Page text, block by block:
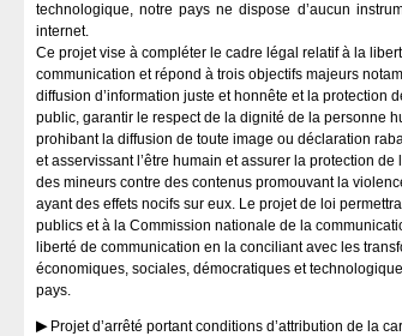
technologique, notre pays ne dispose d’aucun
internet.
Ce projet vise à compléter le cadre légal relatif à la
communication et répond à trois objectifs majeurs
diffusion d’information juste et honnête et la protection
public, garantir le respect de la dignité de la personne
prohibant la diffusion de toute image ou déclaration
et asservissant l’être humain et assurer la protection de
des mineurs contre des contenus promouvant la
ayant des effets nocifs sur eux. Le projet de loi
publics et à la Commission nationale de la
liberté de communication en la conciliant avec les
économiques, sociales, démocratiques et
pays.
Projet d’arrêté portant conditions d’attribution de la